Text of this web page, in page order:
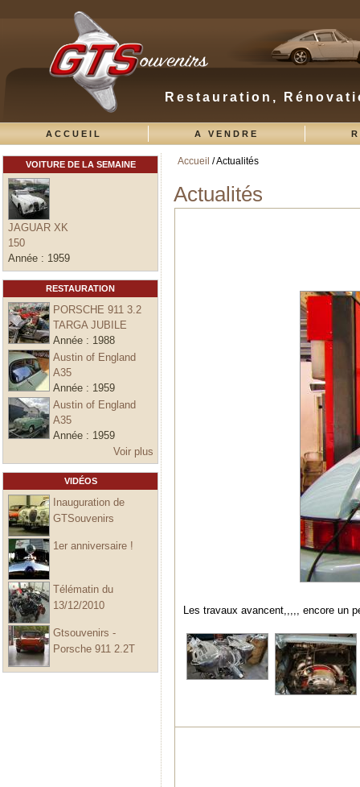
Restauration,
ACCUEIL A VENDRE
VOITURE DE LA SEMAINE
JAGUAR XK
150
Année : 1959
RESTAURATION
PORSCHE 911 3.2
TARGA JUBILE
Année : 1988
Austin of England
A35
Année : 1959
Austin of England
A35
Année : 1959
Voir plus
VIDÉOS
Inauguration de
GTSouvenirs
1er anniversaire !
Télématin du
13/12/2010
Gtsouvenirs -
Porsche 911 2.2T
Vous êtes ici
Accueil / Actualités
Actualités
Les travaux avancent,,,,, encore un